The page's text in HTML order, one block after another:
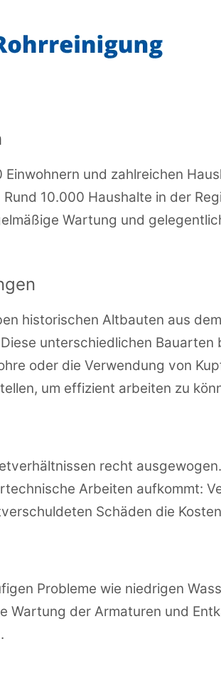
und zahlreichen
10.000 Haushalte in der
Wartung und
historischen Altbauten aus
unterschiedlichen Bauarten
oder die Verwendung von
um effizient arbeiten zu
recht
Arbeiten aufkommt:
Schäden die
Probleme wie niedrigen
der Armaturen und